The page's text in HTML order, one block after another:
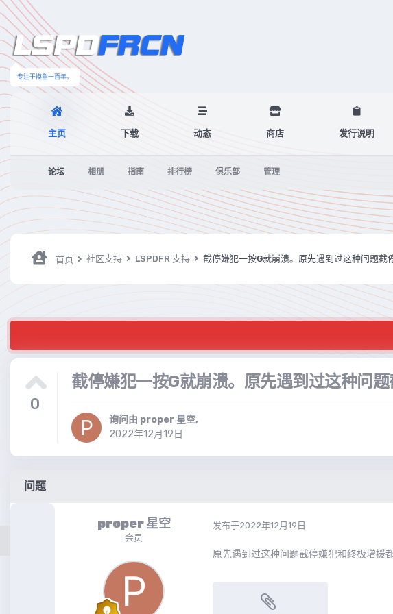
专注于摸鱼一百年。
主页
论坛 相册 指南 排行榜 俱乐部 管理
下载 动态 商店 发行说明
首页 社区支持 LSPDFR 支持 截停嫌犯一按G就崩溃。原先遇到过这种问题截
0
截停嫌犯一按G就崩溃。原先遇到过这种问
询问由 proper 星空,
2022年12月19日
问题
proper 星空
会员
发布于2022年12月19日
原先遇到过这种问题截停嫌犯和终极增援